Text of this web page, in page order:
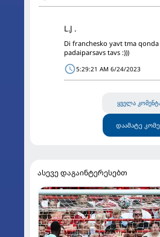
L.J .
Di franchesko yavt tma
padaiparsavs tavs :)))
5:29:21 AM 6/24/2023
ყველა
დაამატე
ასევე დაგაინტერესებთ